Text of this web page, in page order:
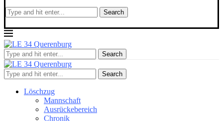
Search
Search
Search
Löschzug
Mannschaft
Ausrückebereich
Chronik